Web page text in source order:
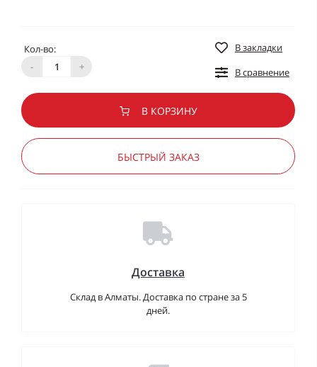
Кол-во:
-
+
В закладки
В сравнение
В КОРЗИНУ
БЫСТРЫЙ ЗАКАЗ
Доставка
Склад в Алматы. Доставка по стране за 5
дней.